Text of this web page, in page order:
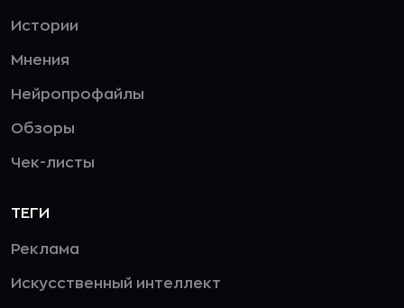
Истории
Мнения
Нейропрофайлы
Обзоры
Чек-листы
ТЕГИ
Реклама
Искусственный интеллект